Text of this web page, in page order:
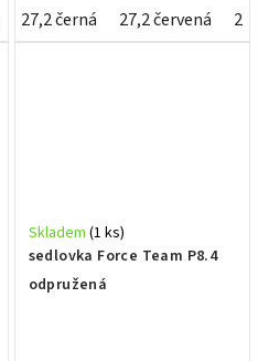
34,9/30,9mm 34,9/31,6mm
27,2 černá 27,2 červená
sedlovka Force Team P8.4
odpružená
Skladem (1 ks)